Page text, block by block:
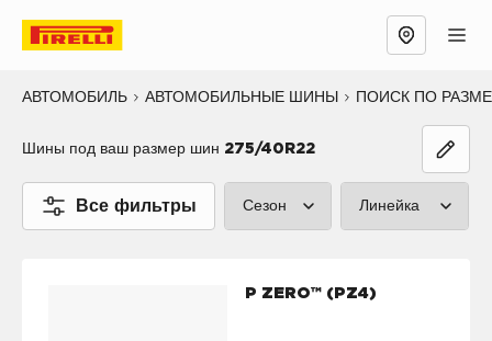
АВТОМОБИЛЬ АВТОМОБИЛЬНЫЕ ШИНЫ ПОИСК ПО
Шины под ваш размер шин 275/40R22
Все фильтры Сезон
Зима (3)
Линейка
P ZERO™ (PZ4)